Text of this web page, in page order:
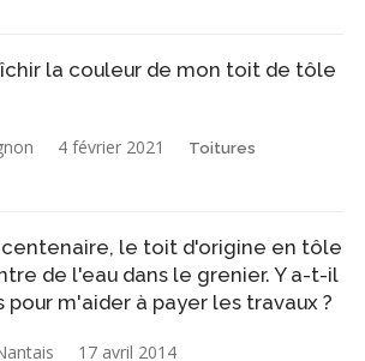
la couleur de mon toit de tôle
4 février 2021 Toitures
centenaire, le toit d'origine en tôle
de l'eau dans le grenier. Y a-t-il
pour m'aider à payer les travaux ?
17 avril 2014